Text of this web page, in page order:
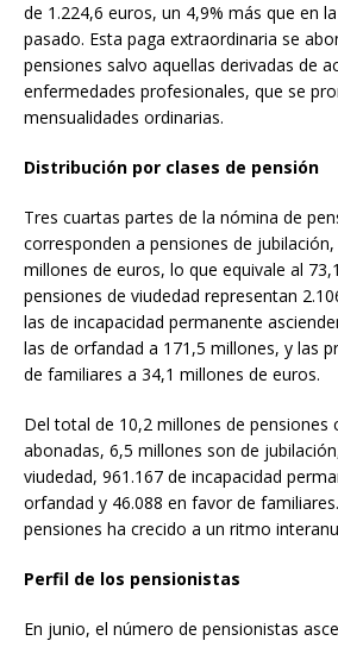
de 1.224,6 euros, un 4,9% más que en
pasado. Esta paga extraordinaria se
pensiones salvo aquellas derivadas de
enfermedades profesionales, que se
mensualidades ordinarias.
Distribución por clases de pensión
Tres cuartas partes de la nómina de
corresponden a pensiones de
millones de euros, lo que equivale al
pensiones de viudedad representan
las de incapacidad permanente
las de orfandad a 171,5 millones, y las
de familiares a 34,1 millones de euros.
Del total de 10,2 millones de pensiones
abonadas, 6,5 millones son de
viudedad, 961.167 de incapacidad
orfandad y 46.088 en favor de
pensiones ha crecido a un ritmo
Perfil de los pensionistas
En junio, el número de pensionistas